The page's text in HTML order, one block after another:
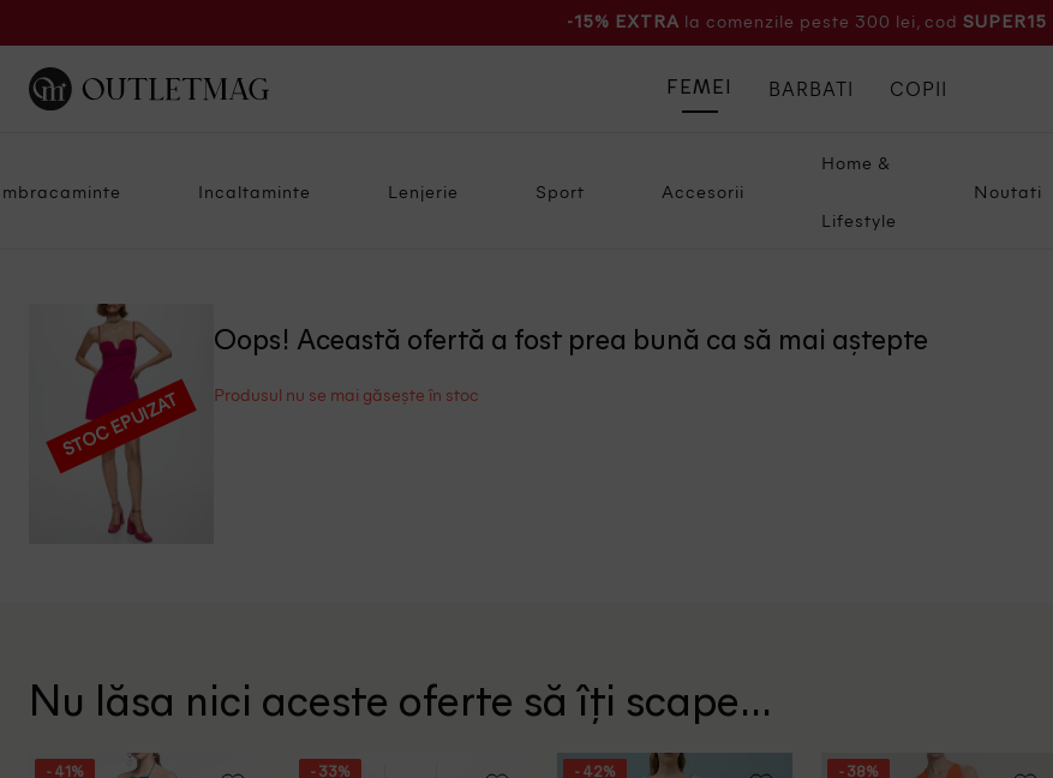
-15% EXTRA la comenzile peste 300 lei, cod SUPER15
Incaltaminte Lenjerie Sport Accesorii
Home &
Lifestyle
Noutati
FEMEI BARBATI COPII
STOC EPUIZAT
Oops! Această ofertă a fost prea bună ca să mai aștepte
Produsul nu se mai găsește în stoc
Nu lăsa nici aceste oferte să îți scape...
- 41% - 33% - 42% - 38%